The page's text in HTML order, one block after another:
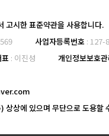
고시한 표준약관을 사용합니다.
사업자등록번호 : 127-
: 이진성
개인정보보호
상상에 있으며 무단으로 도용할